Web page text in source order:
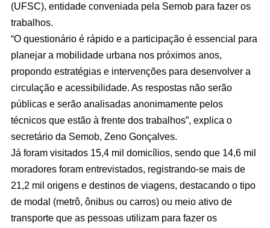
(UFSC), entidade conveniada pela Semob para fazer os
trabalhos.
“O questionário é rápido e a participação é essencial para
planejar a mobilidade urbana nos próximos anos,
propondo estratégias e intervenções para desenvolver a
circulação e acessibilidade. As respostas não serão
públicas e serão analisadas anonimamente pelos
técnicos que estão à frente dos trabalhos”, explica o
secretário da Semob, Zeno Gonçalves.
Já foram visitados 15,4 mil domicílios, sendo que 14,6 mil
moradores foram entrevistados, registrando-se mais de
21,2 mil origens e destinos de viagens, destacando o tipo
de modal (metrô, ônibus ou carros) ou meio ativo de
transporte que as pessoas utilizam para fazer os